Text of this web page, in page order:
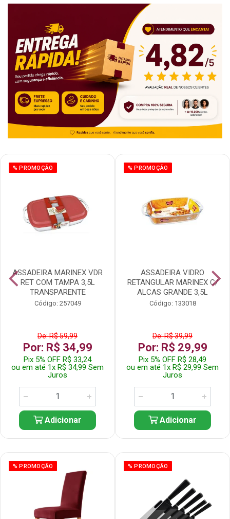
% PROMOÇÃO
ASSADEIRA MARINEX VDR
RET COM TAMPA 3,5L
TRANSPARENTE
Código: 257049
De: R$ 59,99
Por: R$ 34,99
Pix 5% OFF R$ 33,24
ou em até 1x R$ 34,99 Sem
Juros
Adicionar
% PROMOÇÃO
ASSADEIRA VIDRO
RETANGULAR MARINEX C/
ALCAS GRANDE 3,5L
Código: 133018
De: R$ 39,99
Por: R$ 29,99
Pix 5% OFF R$ 28,49
ou em até 1x R$ 29,99 Sem
Juros
Adicionar
% PROMOÇÃO % PROMOÇÃO